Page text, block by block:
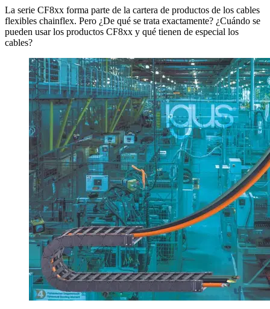
La serie CF8xx forma parte de la cartera de productos de los cables
flexibles chainflex. Pero ¿De qué se trata exactamente? ¿Cuándo se
pueden usar los productos CF8xx y qué tienen de especial los
cables?